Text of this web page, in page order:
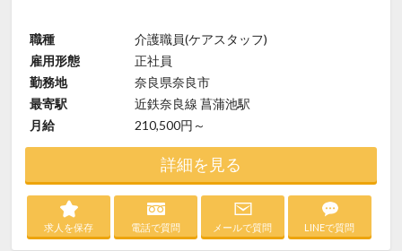
職種
介護職員(ケアスタッフ)
雇用形態
正社員
勤務地
奈良県奈良市
最寄駅
近鉄奈良線 菖蒲池駅
月給
210,500円～
詳細を見る
求人を保存 電話で質問 メールで質問 LINEで質問